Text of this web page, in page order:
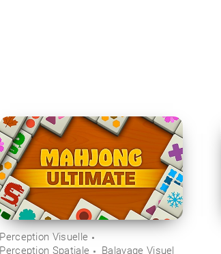
Perception Visuelle
Perception Spatiale
Balayage Visuel